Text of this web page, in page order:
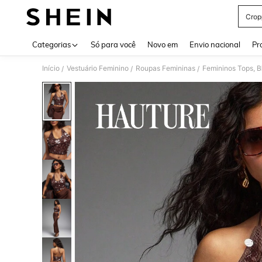
Categorias Só para você Novo em Envio nacional
Início / Vestuário Feminino / Roupas Femininas / Femininos Tops,